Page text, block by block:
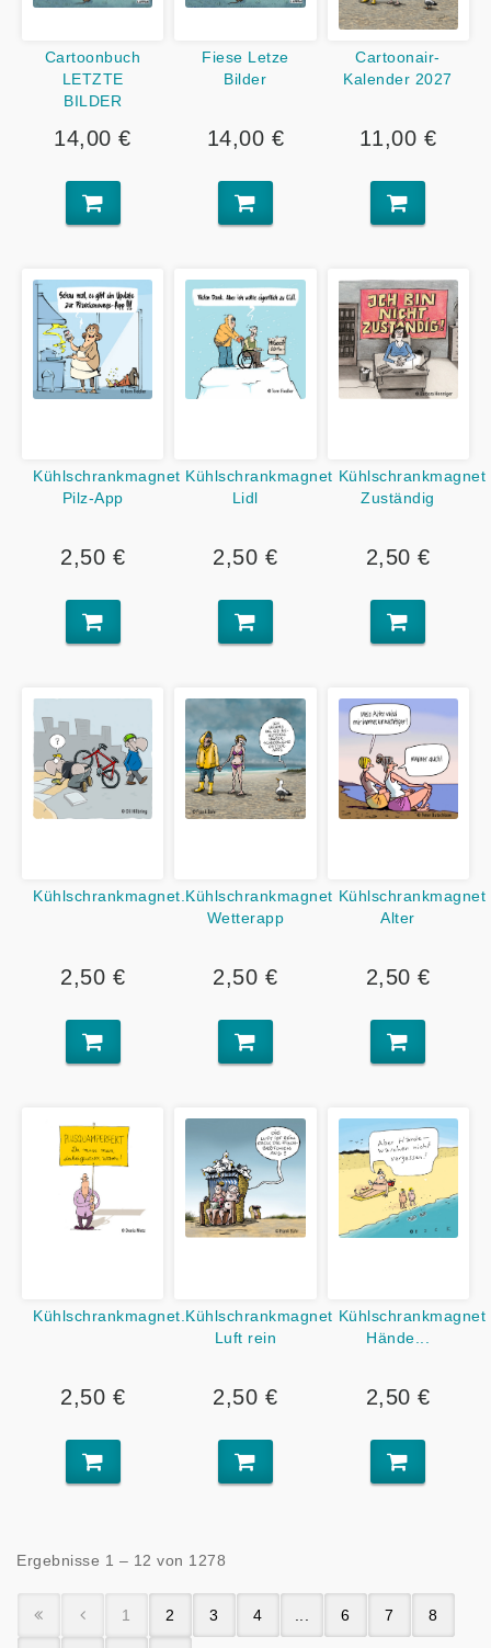
Cartoonbuch
LETZTE
BILDER
14,00 €
Fiese Letze
Bilder
14,00 €
Cartoonair-
Kalender 2027
11,00 €
Kühlschrankmagnet
Pilz-App
2,50 €
Kühlschrankmagnet
Lidl
2,50 €
Kühlschrankmagnet
Zuständig
2,50 €
Kühlschrankmagnet...
2,50 €
Kühlschrankmagnet
Wetterapp
2,50 €
Kühlschrankmagnet
Alter
2,50 €
Kühlschrankmagnet...
2,50 €
Kühlschrankmagnet
Luft rein
2,50 €
Kühlschrankmagnet
Hände...
2,50 €
Ergebnisse 1 – 12 von 1278
1 2 3 4 6 7 8